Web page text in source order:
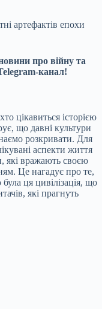
артефактів епохи
про війну та
канал!
цікавиться історією
що давні культури
розкривати. Для
аспекти життя
які вражають своєю
Це нагадує про те,
ця цивілізація, що
які прагнуть